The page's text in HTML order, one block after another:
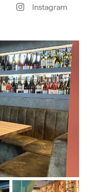
Instagram